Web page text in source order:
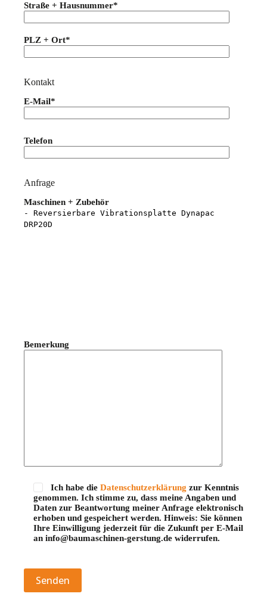
Straße + Hausnummer*
PLZ + Ort*
Kontakt
E-Mail*
Telefon
Anfrage
Maschinen + Zubehör
Bemerkung
Ich habe dieDatenschutzerklärung zur Kenntnis
genommen. Ich stimme zu, dass meine Angaben und
Daten zur Beantwortung meiner Anfrage elektronisch
erhoben und gespeichert werden. Hinweis: Sie können
Ihre Einwilligung jederzeit für die Zukunft per E-Mail
an info@baumaschinen-gerstung.de widerrufen.